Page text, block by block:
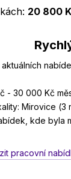
20 800
- 30 000 Kč
Mirovice
kde byla
pracovní